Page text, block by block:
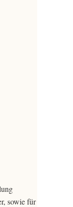
sowie für